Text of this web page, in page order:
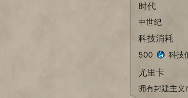
时代
中世纪
科技消耗
500 科技
尤里卡
拥有封建主义